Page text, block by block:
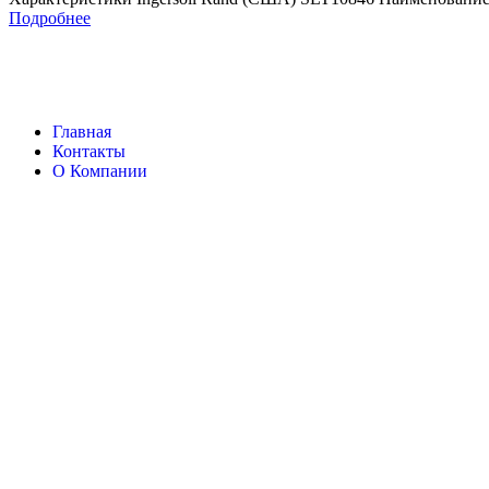
Подробнее
Главная
Контакты
О Компании